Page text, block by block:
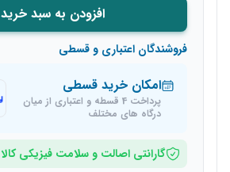
افزودن به سبد خرید
فروشندگان اعتباری و قسطی
امکان خرید قسطی
پرداخت 4 قسطه و اعتباری از میان
درگاه های مختلف
گارانتی اصالت و سلامت فیزیکی کالا